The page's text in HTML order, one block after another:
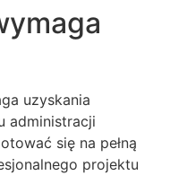
uzyskania
administracji
się na pełną
projektu